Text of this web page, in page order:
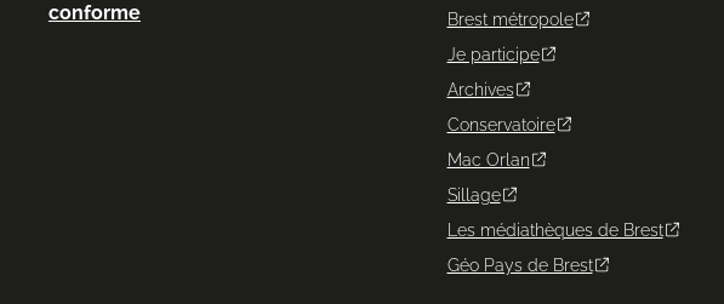
conforme
Brest métropole
Je participe
Archives
Conservatoire
Mac Orlan
Sillage
Les médiathèques de Brest
Géo Pays de Brest